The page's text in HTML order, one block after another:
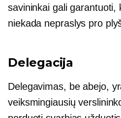
savininkai gali garantuoti,
niekada nepraslys pro
Delegacija
Delegavimas, be abejo,
veiksmingiausių